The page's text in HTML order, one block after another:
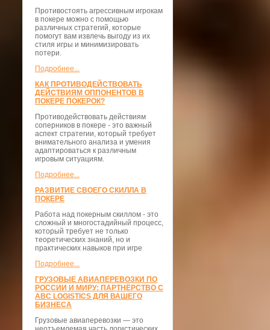
Противостоять агрессивным игрокам
в покере можно с помощью
различных стратегий, которые
помогут вам извлечь выгоду из их
стиля игры и минимизировать
потери.
Подробнее...
КАК ПРОТИВОДЕЙСТВОВАТЬ
ДЕЙСТВИЯМ ОППОНЕНТОВ В
ПОКЕРЕ ПОКЕРОК?
Противодействовать действиям
соперников в покере - это важный
аспект стратегии, который требует
внимательного анализа и умения
адаптироваться к различным
игровым ситуациям.
Подробнее...
РАЗВИТИЕ СВОЕГО СКИЛЛА В
ПОКЕРЕ
Работа над покерным скиллом - это
сложный и многостадийный процесс,
который требует не только
теоретических знаний, но и
практических навыков при игре
Подробнее...
ГРУЗОВЫЕ АВИАПЕРЕВОЗКИ ПО
РОССИИ И МИРУ: ПАРТНЁРСТВО С
ABC LOGISTICS ДЛЯ ВАШЕГО
БИЗНЕСА
Грузовые авиаперевозки — это